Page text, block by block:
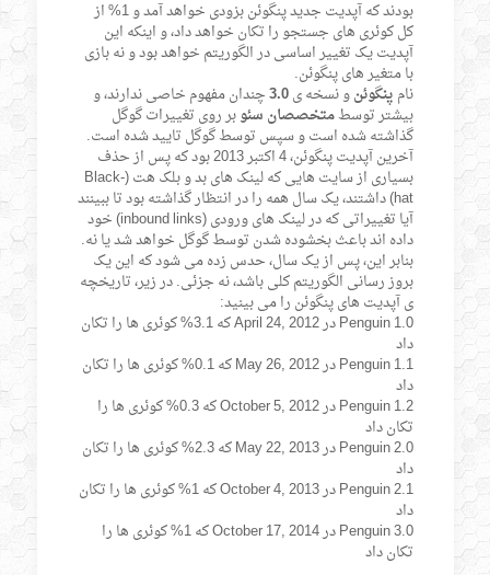
بودند که آپدیت جدید پنگوئن بزودی خواهد آمد و 1% از
کل کوئری های جستجو را تکان خواهد داد، و اینکه این
آپدیت یک تغییر اساسی در الگوریتم خواهد بود و نه بازی
با متغیر های پنگوئن.
نام پنگوئنو نسخه ی3.0چندان مفهوم خاصی ندارند، و
بیشتر توسطمتخصصان سئوبر روی تغییرات گوگل
گذاشته شده است و سپس توسط گوگل تایید شده است.
آخرین آپدیت پنگوئن، 4 اکتبر 2013 بود که پس از حذف
بسیاری از سایت هایی که لینک های بد و بلک هت (Black-
hat) داشتند، یک سال همه را در انتظار گذاشته بود تا ببینند
آیا تغییراتی که در لینک های ورودی (inbound links) خود
داده اند باعث بخشوده شدن توسط گوگل خواهد شد یا نه.
بنابر این، پس از یک سال، حدس زده می شود که این یک
بروز رسانی الگوریتم کلی باشد، نه جزئی. در زیر، تاریخچه
ی آپدیت های پنگوئن را می بینید:
Penguin 1.0 در April 24, 2012 که 3.1% کوئری ها را تکان
داد
Penguin 1.1 در May 26, 2012 که 0.1% کوئری ها را تکان
داد
Penguin 1.2 در October 5, 2012 که 0.3% کوئری ها را
تکان داد
Penguin 2.0 در May 22, 2013 که 2.3% کوئری ها را تکان
داد
Penguin 2.1 در October 4, 2013 که 1% کوئری ها را تکان
داد
Penguin 3.0 در October 17, 2014 که 1% کوئری ها را
تکان داد